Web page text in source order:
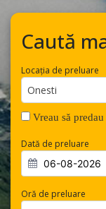
Caută
Locația de preluare
Onesti
Vreau să
Dată de preluare
Oră de preluare